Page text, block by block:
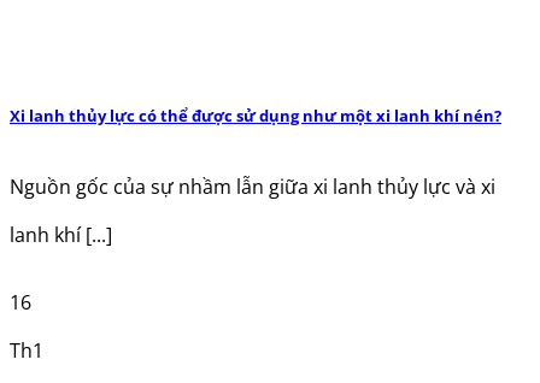
Xi lanh thủy lực có thể được sử dụng như một xi lanh khí nén?
Nguồn gốc của sự nhầm lẫn giữa xi lanh thủy lực và xi
lanh khí [...]
16
Th1